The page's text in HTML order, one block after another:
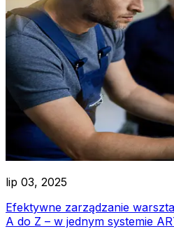
lip 03, 2025
Efektywne zarządzanie
A do Z – w jednym systemie